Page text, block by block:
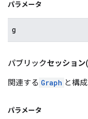
パラメータ
g
パブリックセッション(
関連する Graph と構
パラメータ